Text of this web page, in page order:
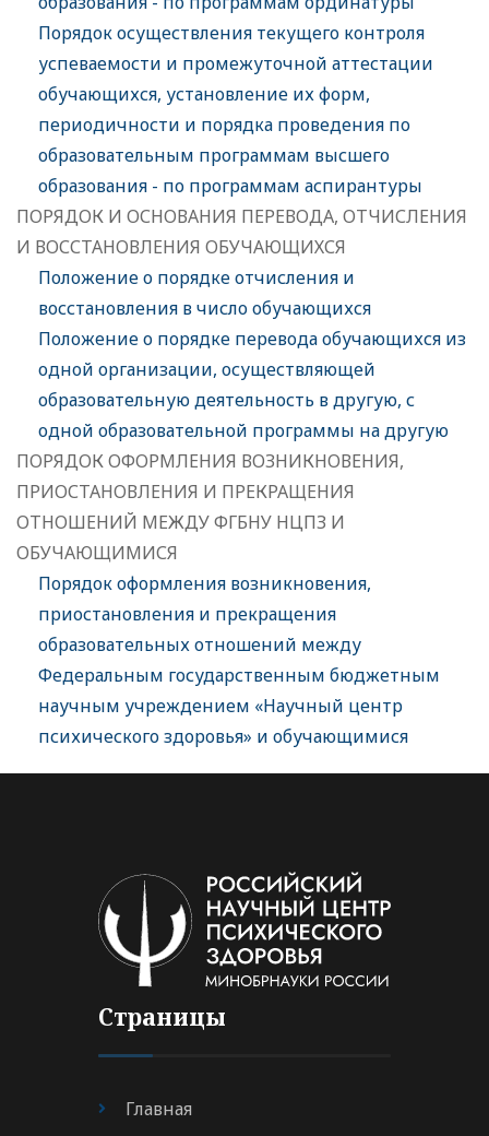
Порядок осуществления текущего контроля
успеваемости и промежуточной аттестации
обучающихся, установление их форм,
периодичности и порядка проведения по
образовательным программам высшего
образования - по программам аспирантуры
ПОРЯДОК И ОСНОВАНИЯ ПЕРЕВОДА, ОТЧИСЛЕНИЯ
И ВОССТАНОВЛЕНИЯ ОБУЧАЮЩИХСЯ
Положение о порядке отчисления и
восстановления в число обучающихся
Положение о порядке перевода обучающихся из
одной организации, осуществляющей
образовательную деятельность в другую, с
одной образовательной программы на другую
ПОРЯДОК ОФОРМЛЕНИЯ ВОЗНИКНОВЕНИЯ,
ПРИОСТАНОВЛЕНИЯ И ПРЕКРАЩЕНИЯ
ОТНОШЕНИЙ МЕЖДУ ФГБНУ НЦПЗ И
ОБУЧАЮЩИМИСЯ
Порядок оформления возникновения,
приостановления и прекращения
образовательных отношений между
Федеральным государственным бюджетным
научным учреждением «Научный центр
психического здоровья» и обучающимися
Страницы
Главная